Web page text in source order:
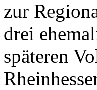
zur
drei
späteren